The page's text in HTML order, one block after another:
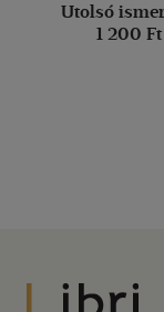
Utolsó
1 200 Ft